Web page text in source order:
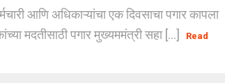
आणि अधिकाऱ्यांचा एक दिवसाचा पगार कापला
मदतीसाठी पगार मुख्यममंत्री सहा [...]
Read